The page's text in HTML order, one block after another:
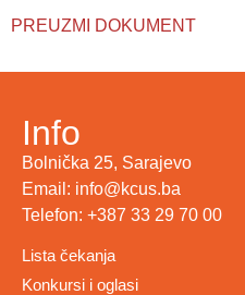
PREUZMI DOKUMENT
Info
Bolnička 25, Sarajevo
Email: info@kcus.ba
Telefon: +387 33 29 70 00
Lista čekanja
Konkursi i oglasi